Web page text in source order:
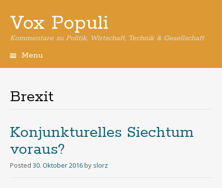
Vox Populi
Kommentare zu Politik, Wirtschaft, Technik & Gesellschaft
Menu
Brexit
Konjunkturelles Siechtum
voraus?
Posted 30. Oktober 2016 by slorz